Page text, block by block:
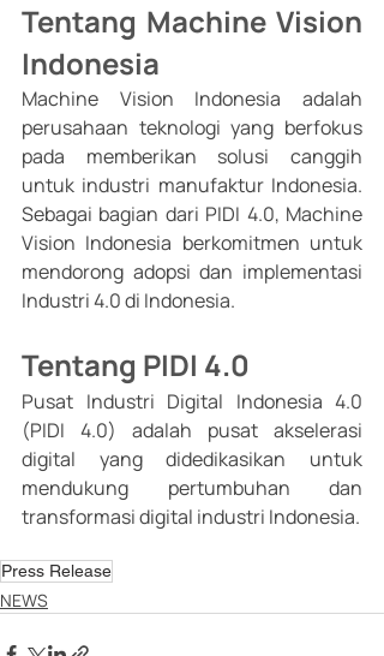
Tentang Machine Vision
Indonesia
Machine Vision Indonesia adalah
perusahaan teknologi yang berfokus
pada memberikan solusi canggih
untuk industri manufaktur Indonesia.
Sebagai bagian dari PIDI 4.0, Machine
Vision Indonesia berkomitmen untuk
mendorong adopsi dan implementasi
Industri 4.0 di Indonesia.
Tentang PIDI 4.0
Pusat Industri Digital Indonesia 4.0
(PIDI 4.0) adalah pusat akselerasi
digital yang didedikasikan untuk
mendukung pertumbuhan dan
transformasi digital industri Indonesia.
Press Release
NEWS